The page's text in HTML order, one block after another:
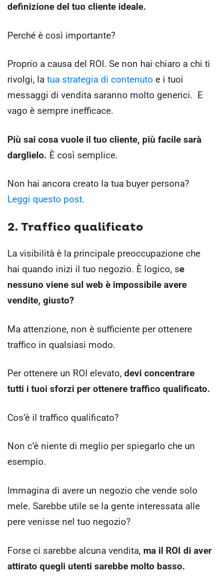
definizione del tuo cliente ideale.
Perché è così importante?
Proprio a causa del ROI. Se non hai chiaro a chi ti
rivolgi, la tua strategia di contenuto e i tuoi
messaggi di vendita saranno molto generici. E
vago è sempre inefficace.
Più sai cosa vuole il tuo cliente, più facile sarà
darglielo. È così semplice.
Non hai ancora creato la tua buyer persona?
Leggi questo post.
2. Traffico qualificato
La visibilità è la principale preoccupazione che
hai quando inizi il tuo negozio. È logico, se
nessuno viene sul web è impossibile avere
vendite, giusto?
Ma attenzione, non è sufficiente per ottenere
traffico in qualsiasi modo.
Per ottenere un ROI elevato, devi concentrare
tutti i tuoi sforzi per ottenere traffico qualificato.
Cos’è il traffico qualificato?
Non c’è niente di meglio per spiegarlo che un
esempio.
Immagina di avere un negozio che vende solo
mele. Sarebbe utile se la gente interessata alle
pere venisse nel tuo negozio?
Forse ci sarebbe alcuna vendita, ma il ROI di aver
attirato quegli utenti sarebbe molto basso.